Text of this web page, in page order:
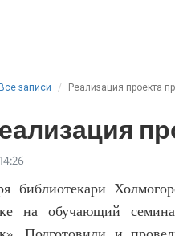
Все записи Реализация проекта
библиотекари
на обучающий